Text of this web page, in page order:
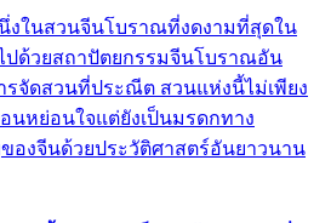
งในสวนจีนโบราณที่งดงามที่สุดใน
ไปด้วยสถาปัตยกรรมจีนโบราณอัน
รจัดสวนที่ประณีต สวนแห่งนี้ไม่เพียง
นหย่อนใจแต่ยังเป็นมรดกทาง
งจีนด้วยประวัติศาสตร์อันยาวนาน